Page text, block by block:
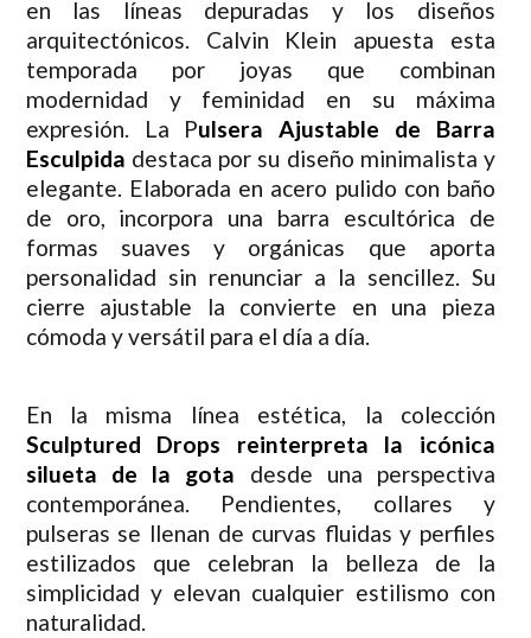
en las líneas depuradas y los diseños
arquitectónicos. Calvin Klein apuesta esta
temporada por joyas que combinan
modernidad y feminidad en su máxima
expresión. La Pulsera Ajustable de Barra
Esculpida destaca por su diseño minimalista y
elegante. Elaborada en acero pulido con baño
de oro, incorpora una barra escultórica de
formas suaves y orgánicas que aporta
personalidad sin renunciar a la sencillez. Su
cierre ajustable la convierte en una pieza
cómoda y versátil para el día a día.
En la misma línea estética, la colección
Sculptured Drops reinterpreta la icónica
silueta de la gota desde una perspectiva
contemporánea. Pendientes, collares y
pulseras se llenan de curvas fluidas y perfiles
estilizados que celebran la belleza de la
simplicidad y elevan cualquier estilismo con
naturalidad.